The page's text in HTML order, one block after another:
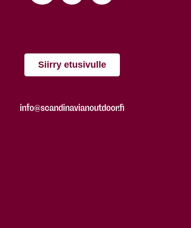
Siirry etusivulle
info@scandinavianoutdoor.fi